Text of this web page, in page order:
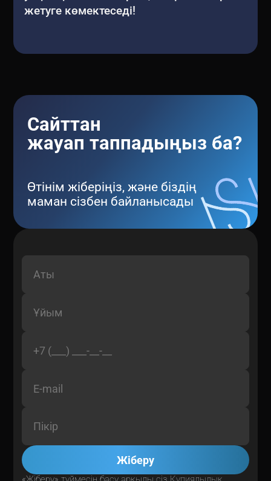
жетуге көмектеседі!
Сайттан
жауап таппадыңыз ба?
Өтінім жіберіңіз, және біздің
маман сізбен байланысады
Жіберу